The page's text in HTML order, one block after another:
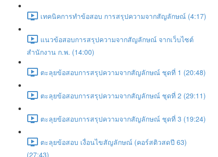
เทคนิคการทำข้อสอบ การสรุปความจากสัญลักษณ์ (4:17)
แนวข้อสอบการสรุปความจากสัญลักษณ์ จากเว็บไซต์
สำนักงาน ก.พ. (14:00)
ตะลุยข้อสอบการสรุปความจากสัญลักษณ์ ชุดที่ 1 (20:48)
ตะลุยข้อสอบการสรุปความจากสัญลักษณ์ ชุดที่ 2 (29:11)
ตะลุยข้อสอบการสรุปความจากสัญลักษณ์ ชุดที่ 3 (19:24)
ตะลุยข้อสอบ เงื่อนไขสัญลักษณ์ (คอร์สติวสดปี 63)
(27:43)